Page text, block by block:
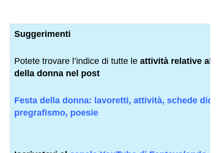
Suggerimenti
Potete trovare l’indice di tutte le attività relative
della donna nel post
Festa della donna: lavoretti, attività, schede
pregrafismo, poesie